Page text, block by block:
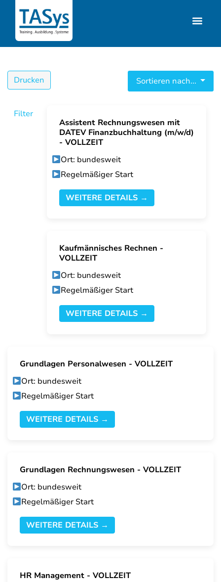
Drucken Sortieren nach...
Filter
Assistent Rechnungswesen mit
DATEV Finanzbuchhaltung (m/w/d)
- VOLLZEIT
Ort: bundesweit
Regelmäßiger Start
WEITERE DETAILS →
Kaufmännisches Rechnen -
VOLLZEIT
Ort: bundesweit
Regelmäßiger Start
WEITERE DETAILS →
Grundlagen Personalwesen - VOLLZEIT
Ort: bundesweit
Regelmäßiger Start
WEITERE DETAILS →
Grundlagen Rechnungswesen - VOLLZEIT
Ort: bundesweit
Regelmäßiger Start
WEITERE DETAILS →
HR Management - VOLLZEIT